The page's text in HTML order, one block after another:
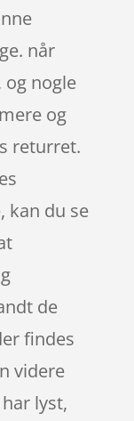
når
nogle
og
returret.
kan du se
de
findes
videre
lyst,